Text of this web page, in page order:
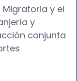
Migratoria y el
y
conjunta